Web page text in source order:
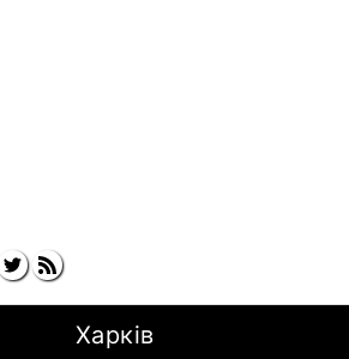
Харків